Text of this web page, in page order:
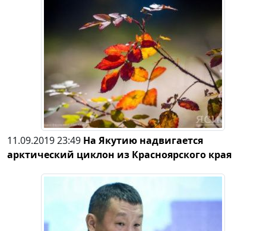
11.09.2019 23:49 На Якутию надвигается
арктический циклон из Красноярского края